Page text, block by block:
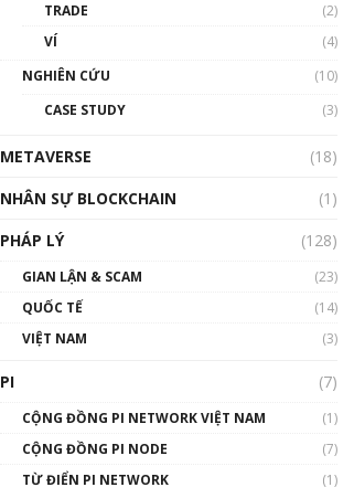
01:34:46
01:32:59
Talkshow17: Mùa đông
Crypto – Chiếc khăn gió ấm
TRADE
(2)
VÍ
(4)
NGHIÊN CỨU
(10)
CASE STUDY
(3)
METAVERSE
(18)
NHÂN SỰ BLOCKCHAIN
(1)
PHÁP LÝ
(128)
GIAN LẬN & SCAM
(23)
QUỐC TẾ
(14)
VIỆT NAM
(3)
PI (7)
CỘNG ĐỒNG PI NETWORK VIỆT NAM
(1)
CỘNG ĐỒNG PI NODE
(7)
TỪ ĐIỂN PI NETWORK
(1)